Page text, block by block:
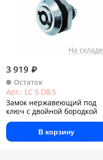
На складе
3 919 ₽
Остаток
Арт.: LC 5 DB.S
Замок нержавеющий под
ключ с двойной бородкой
В корзину